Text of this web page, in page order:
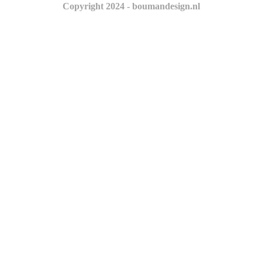
Copyright 2024 - boumandesign.nl